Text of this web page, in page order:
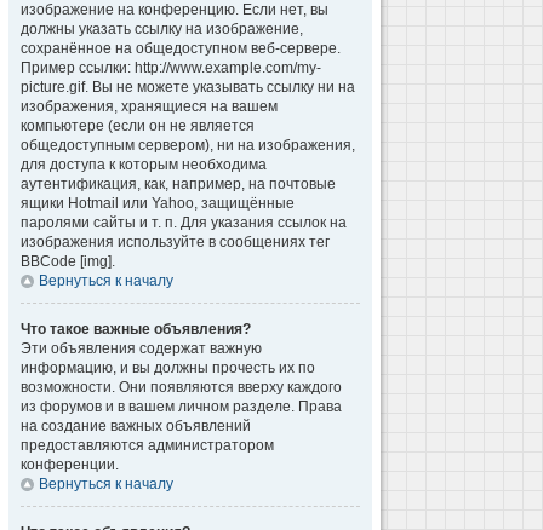
изображение на конференцию. Если нет, вы
должны указать ссылку на изображение,
сохранённое на общедоступном веб-сервере.
Пример ссылки: http://www.example.com/my-
picture.gif. Вы не можете указывать ссылку ни на
изображения, хранящиеся на вашем
компьютере (если он не является
общедоступным сервером), ни на изображения,
для доступа к которым необходима
аутентификация, как, например, на почтовые
ящики Hotmail или Yahoo, защищённые
паролями сайты и т. п. Для указания ссылок на
изображения используйте в сообщениях тег
BBCode [img].
Вернуться к началу
Что такое важные объявления?
Эти объявления содержат важную
информацию, и вы должны прочесть их по
возможности. Они появляются вверху каждого
из форумов и в вашем личном разделе. Права
на создание важных объявлений
предоставляются администратором
конференции.
Вернуться к началу